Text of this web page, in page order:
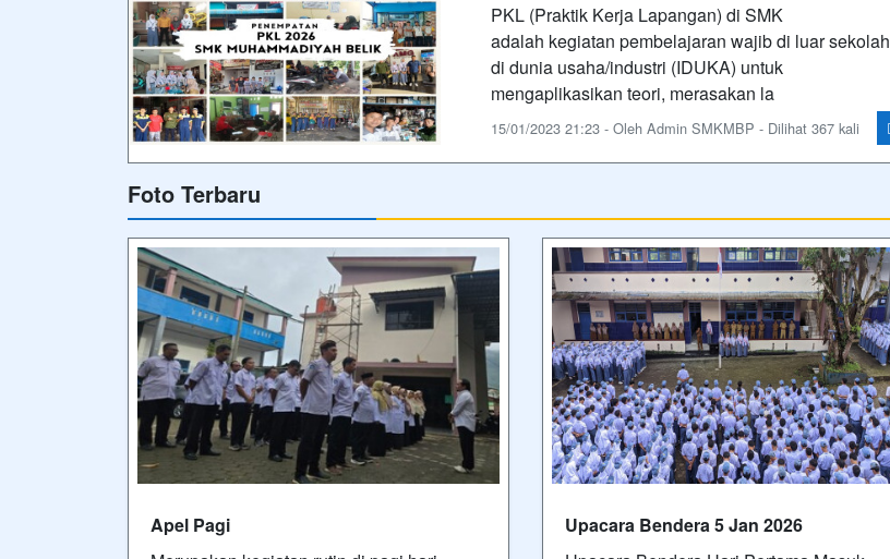
PKL (Praktik Kerja Lapangan) di SMK
adalah kegiatan pembelajaran wajib di luar sekolah
di dunia usaha/industri (IDUKA) untuk
mengaplikasikan teori, merasakan la
15/01/2023 21:23 - Oleh Admin SMKMBP - Dilihat 367 kali
Foto Terbaru
Apel Pagi
Upacara Bendera 5 Jan 2026